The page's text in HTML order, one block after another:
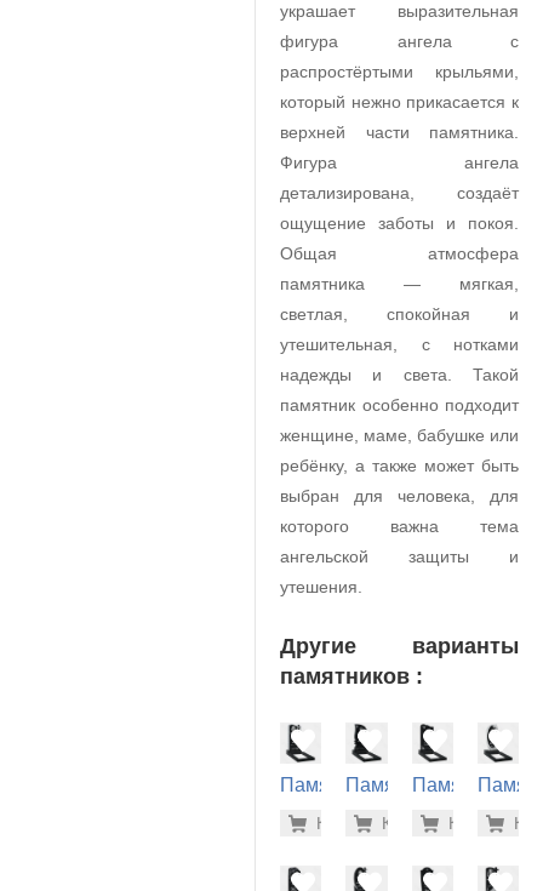
украшает выразительная
фигура ангела с
распростёртыми крыльями,
который нежно прикасается к
верхней части памятника.
Фигура ангела
детализирована, создаёт
ощущение заботы и покоя.
Общая атмосфера
памятника — мягкая,
светлая, спокойная и
утешительная, с нотками
надежды и света. Такой
памятник особенно подходит
женщине, маме, бабушке или
ребёнку, а также может быть
выбран для человека, для
которого важна тема
ангельской защиты и
утешения.
Другие варианты
памятников :
Памятник
могилу
-7% 30.600
Купить
Памятник
могилу
-7%
Купить
Памятник
могилу
-
Купитьмогилу